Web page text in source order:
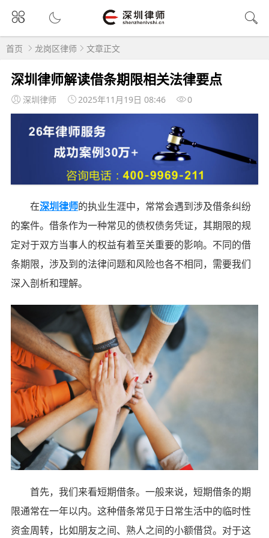
首页 龙岗区律师 文章正文
深圳律师解读借条期限相关法律要点
深圳律师 2025年11月19日 08:46 0
在深圳律师的执业生涯中，常常会遇到涉及借条纠纷
的案件。借条作为一种常见的债权债务凭证，其期限的规
定对于双方当事人的权益有着至关重要的影响。不同的借
条期限，涉及到的法律问题和风险也各不相同，需要我们
深入剖析和理解。
首先，我们来看短期借条。一般来说，短期借条的期
限通常在一年以内。这种借条常见于日常生活中的临时性
资金周转，比如朋友之间、熟人之间的小额借贷。对于这